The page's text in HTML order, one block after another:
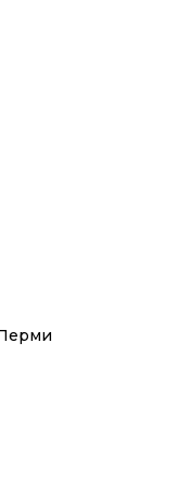
Перми